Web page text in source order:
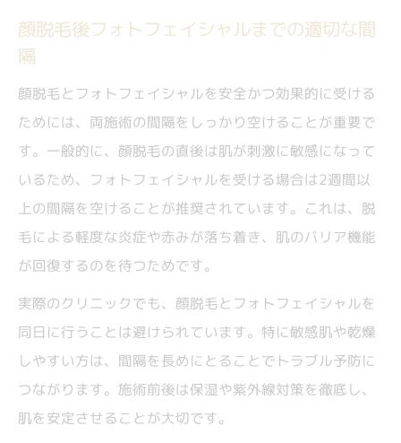
顔脱毛後フォトフェイシャルまでの適切な間
隔
顔脱毛とフォトフェイシャルを安全かつ効果的に受ける
ためには、両施術の間隔をしっかり空けることが重要で
す。一般的に、顔脱毛の直後は肌が刺激に敏感になって
いるため、フォトフェイシャルを受ける場合は2週間以
上の間隔を空けることが推奨されています。これは、脱
毛による軽度な炎症や赤みが落ち着き、肌のバリア機能
が回復するのを待つためです。
実際のクリニックでも、顔脱毛とフォトフェイシャルを
同日に行うことは避けられています。特に敏感肌や乾燥
しやすい方は、間隔を長めにとることでトラブル予防に
つながります。施術前後は保湿や紫外線対策を徹底し、
肌を安定させることが大切です。